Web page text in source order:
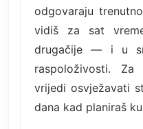
odgovaraju
vidiš za sat
drugačije — i u
raspoloživosti.
vrijedi osvježavati
dana kad planiraš